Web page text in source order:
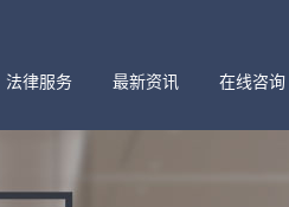
法律服务 最新资讯 在线咨询